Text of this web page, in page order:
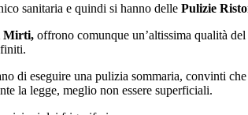
sanitaria e quindi si hanno delle Pulizie
Mirti, offrono comunque un’altissima qualità
di eseguire una pulizia sommaria, convinti
la legge, meglio non essere superficiali.